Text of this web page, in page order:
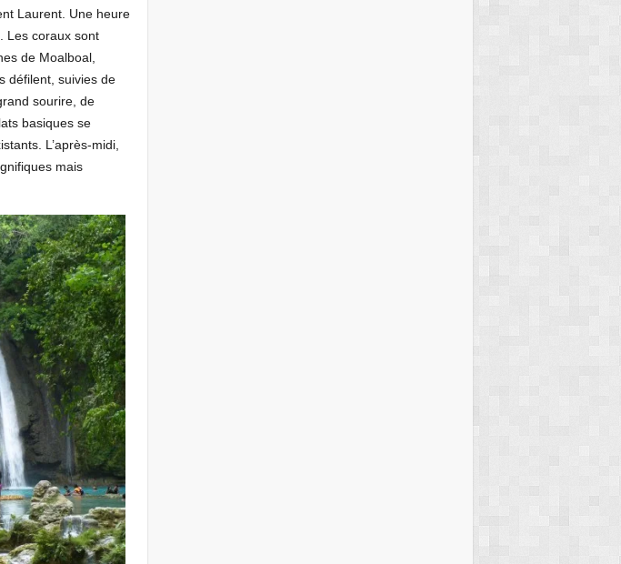
Laurent. Une heure
Les coraux sont
de Moalboal,
défilent, suivies de
sourire, de
basiques se
L’après-midi,
mais